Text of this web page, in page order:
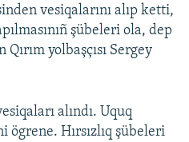
vesiqalarını alıp ketti,
şübeleri ola, dep
yolbaşçısı Sergey
alındı. Uquq
ögrene. Hırsızlıq şübeleri